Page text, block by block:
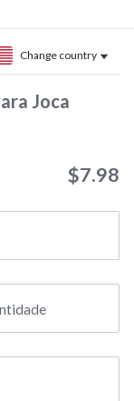
Change country
Joca
$7.98